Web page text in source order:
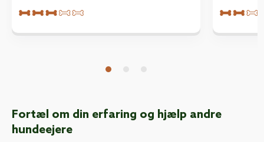
Fortæl om din erfaring og hjælp andre
hundeejere